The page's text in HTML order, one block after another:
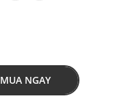
MUA NGAY